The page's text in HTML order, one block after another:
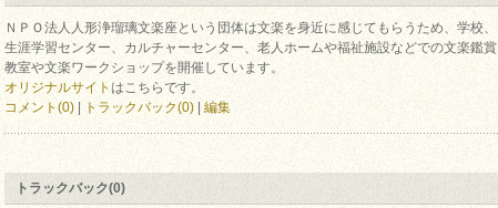
ＮＰＯ法人人形浄瑠璃文楽座という団体は文楽を身近に感じてもらうため、学校、
生涯学習センター、カルチャーセンター、老人ホームや福祉施設などでの文楽鑑賞
教室や文楽ワークショップを開催しています。
オリジナルサイト はこちらです。
コメント(0)
トラックバック(0) 編集
トラックバック(0)